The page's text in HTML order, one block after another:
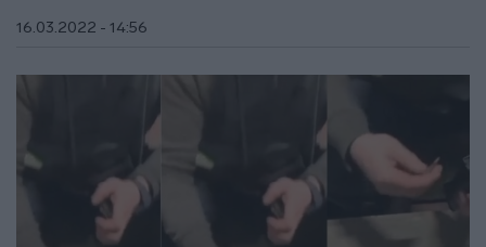
16.03.2022 - 14:56